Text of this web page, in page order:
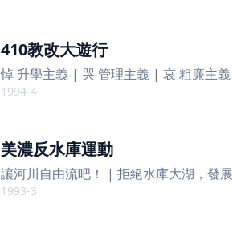
410教改大遊行
悼 升學主義 | 哭 管理主義 | 哀 粗廉主義
1994-4
美濃反水庫運動
讓河川自由流吧！ | 拒絕水庫大湖，發
1993-3